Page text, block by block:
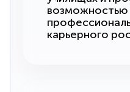
возможностью
карьерного